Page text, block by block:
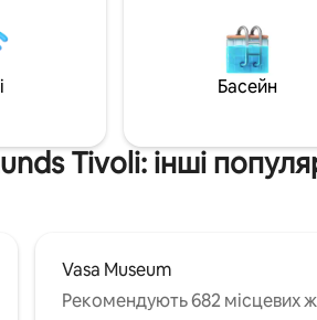
що було важливим! Тут
повністю перезавантажити
90 метрів. Лише душ
Басейн
Tivoli: інші
Vasa Museum
Рекомендують 682 місцевих